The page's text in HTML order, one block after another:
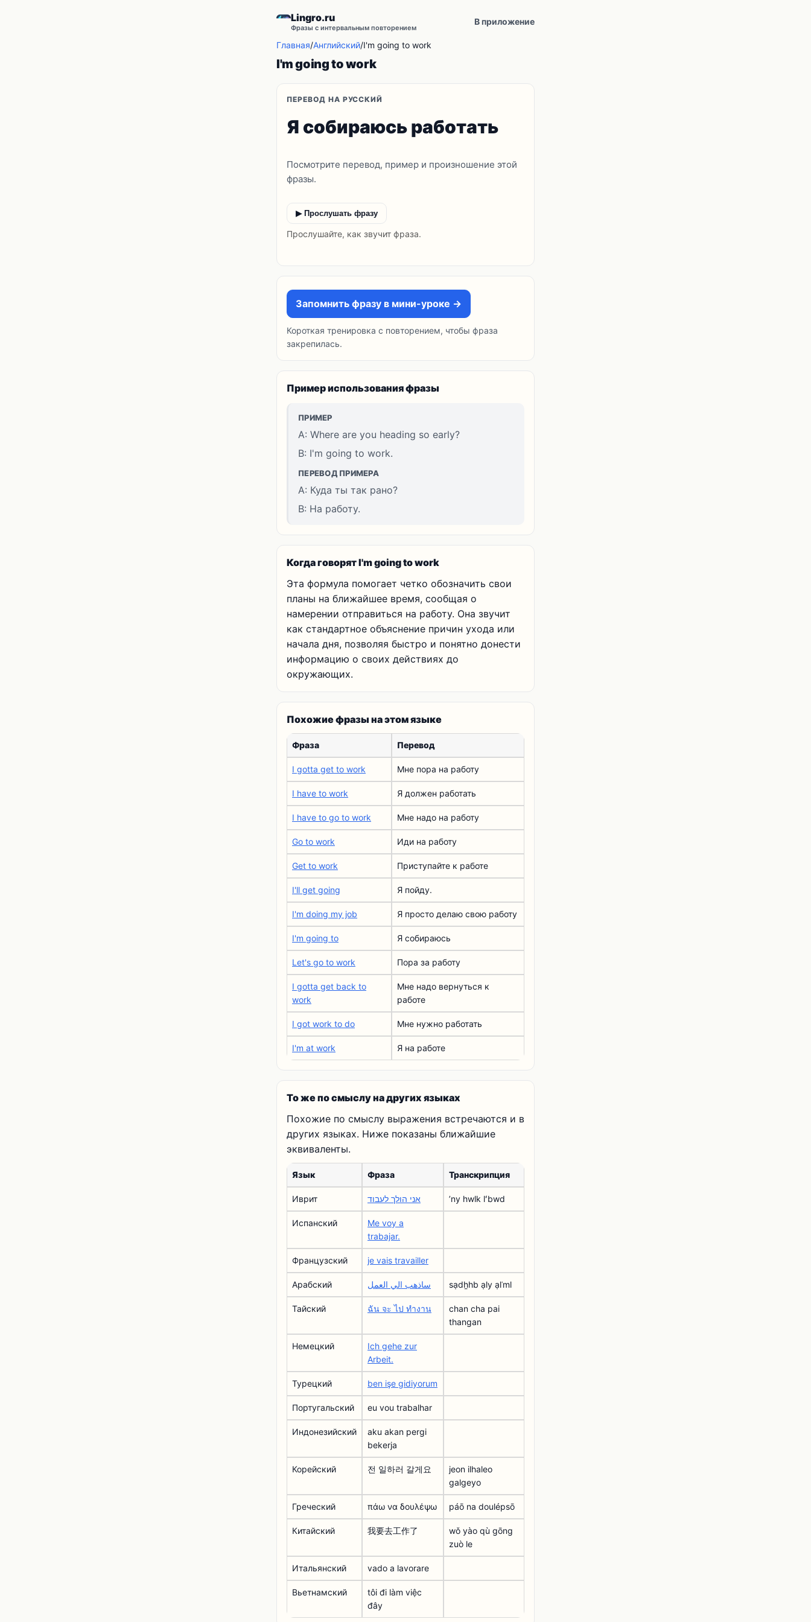
Lingro.ru
Фразы с интервальным повторением
В приложение
Главная/Английский/I'm going to work
I'm going to work
ПЕРЕВОД НА РУССКИЙ
Я собираюсь работать
Посмотрите перевод, пример и произношение этой
фразы.
▶ Прослушать фразу
Прослушайте, как звучит фраза.
Запомнить фразу в мини-уроке →
Короткая тренировка с повторением, чтобы фраза
закрепилась.
Пример использования фразы
ПРИМЕР
A: Where are you heading so early?
B: I'm going to work.
ПЕРЕВОД ПРИМЕРА
A: Куда ты так рано?
B: На работу.
Когда говорят I'm going to work
Эта формула помогает четко обозначить свои
планы на ближайшее время, сообщая о
намерении отправиться на работу. Она звучит
как стандартное объяснение причин ухода или
начала дня, позволяя быстро и понятно донести
информацию о своих действиях до
окружающих.
Похожие фразы на этом языке
Фраза Перевод
I gotta get to work Мне пора на работу
I have to work Я должен работать
I have to go to work Мне надо на работу
Go to work Иди на работу
Get to work Приступайте к работе
I'll get going Я пойду.
I'm doing my job Я просто делаю свою работу
I'm going to Я собираюсь
Let's go to work Пора за работу
I gotta get back to
work
Мне надо вернуться к
работе
I got work to do Мне нужно работать
I'm at work Я на работе
То же по смыслу на других языках
Похожие по смыслу выражения встречаются и в
других языках. Ниже показаны ближайшие
эквиваленты.
Язык Фраза Транскрипция
Иврит אני הולך לעבוד ʼny hwlk lʻbwd
Испанский
Me voy a
trabajar.
Французский je vais travailler
Арабский ساذهب الي العمل sạdẖhb ạly ạlʿml
Тайский ฉัน จะ ไป ทํางาน
chan cha pai
thangan
Немецкий
Ich gehe zur
Arbeit.
Турецкий ben işe gidiyorum
Португальский eu vou trabalhar
Индонезийский
aku akan pergi
bekerja
Корейский 전 일하러 갈게요
jeon ilhaleo
galgeyo
Греческий πάω να δουλέψω páō na doulépsō
Китайский 我要去工作了
wǒ yào qù gōng
zuò le
Итальянский vado a lavorare
Вьетнамский
tôi đi làm việc
đây